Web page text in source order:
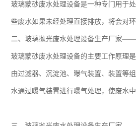
玻璃蒙砂废水处理设备是一种专门用于
些废水如果未经处理直接排放，将会对
二、玻璃抛光废水处理设备生产厂家
玻璃蒙砂废水处理设备的主要工作原理
由过滤器、沉淀池、曝气装置、装置等
水通过曝气装置进行曝气处理，使废水